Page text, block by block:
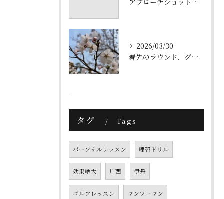
2026/03/30
春先のラウンド、グリーン周りのアプローチはランニングで決まり！
タグ Tags
パーソナルレッスン 練習ドリル
効果絶大 川西 伊丹
ゴルフレッスン マンツーマン